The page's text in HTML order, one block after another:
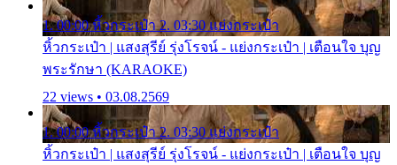
1. 00:00 หิ้วกระเป๋า 2. 03:30 แย่งกระเป๋า
หิ้วกระเป๋า | แสงสุรีย์ รุ่งโรจน์ - แย่งกระเป๋า | เตือนใจ บุญ
พระรักษา (KARAOKE)
22 views • 03.08.2569
1. 00:00 หิ้วกระเป๋า 2. 03:30 แย่งกระเป๋า
หิ้วกระเป๋า | แสงสุรีย์ รุ่งโรจน์ - แย่งกระเป๋า | เตือนใจ บุญ